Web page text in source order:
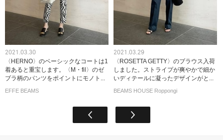
2021.03.30
〈HERNO〉のベーシックなコートは1
着あると重宝します。〈M・fil〉のゼ
ブラ柄のパンツをポイントにモノト...
EFFE BEAMS
2021.03.29
〈ROSETTA GETTY〉のブラウス入荷
しました。ストライプが爽やかで細か
いディテールに凝ったデザインがと...
BEAMS HOUSE Roppongi